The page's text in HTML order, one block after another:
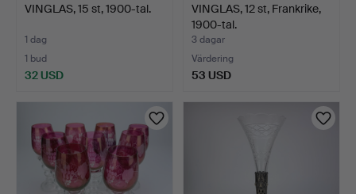
VINGLAS, 15 st, 1900-tal.
1 dag
1 bud
32 USD
VINGLAS, 12 st, Frankrike,
1900-tal.
3 dagar
Värdering
53 USD